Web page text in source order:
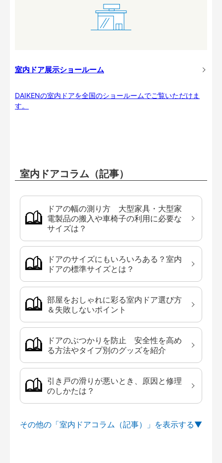
室内ドア展示ショールーム
DAIKENの室内ドアを全国のショールームでご覧いただけま
す。
室内ドアコラム（記事）
ドアの幅の測り方 大型家具・大型家
電製品の搬入や車椅子の利用に必要な
サイズは？
ドアのサイズにもいろいろある？室内
ドアの標準サイズとは？
部屋をおしゃれに彩る室内ドア選び方
＆失敗しないポイント
ドアのぶつかりを防止 安全性を高め
る方法やタイプ別のグッズを紹介
引き戸の滑りが悪いとき、原因と修理
のしかたは？
その他の「室内ドアコラム（記事）」を